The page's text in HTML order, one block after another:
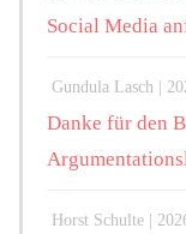
Social Media
Gundula Lasch |
Danke für den
Horst Schulte |